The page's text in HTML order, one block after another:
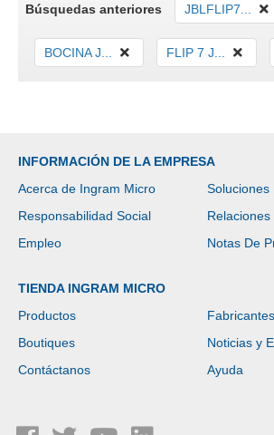
Búsquedas anteriores JBLFLIP7...
BOCINA J... FLIP 7 J...
INFORMACIÓN DE LA EMPRESA
Acerca de Ingram Micro
Soluciones
Responsabilidad Social
Empleo
Notas De
TIENDA INGRAM MICRO
Productos
Fabricantes
Boutiques
Noticias y
Contáctanos
Ayuda